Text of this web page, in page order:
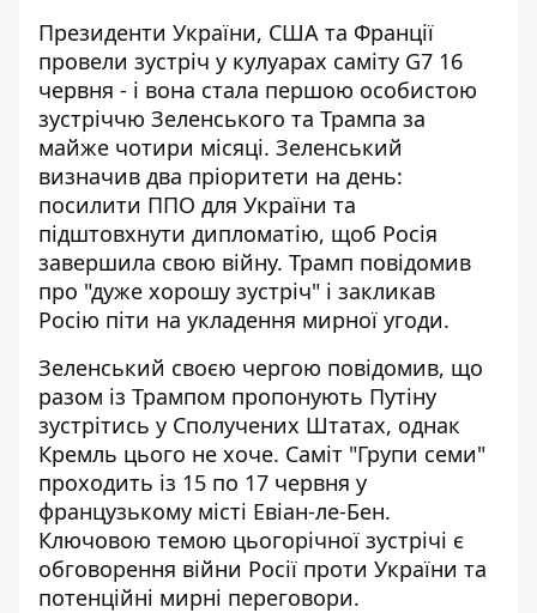
Президенти України, США та Франції
провели зустріч у кулуарах саміту G7 16
червня - і вона стала першою особистою
зустріччю Зеленського та Трампа за
майже чотири місяці. Зеленський
визначив два пріоритети на день:
посилити ППО для України та
підштовхнути дипломатію, щоб Росія
завершила свою війну. Трамп повідомив
про "дуже хорошу зустріч" і закликав
Росію піти на укладення мирної угоди.
Зеленський своєю чергою повідомив, що
разом із Трампом пропонують Путіну
зустрітись у Сполучених Штатах, однак
Кремль цього не хоче. Саміт "Групи семи"
проходить із 15 по 17 червня у
французькому місті Евіан-ле-Бен.
Ключовою темою цьогорічної зустрічі є
обговорення війни Росії проти України та
потенційні мирні переговори.